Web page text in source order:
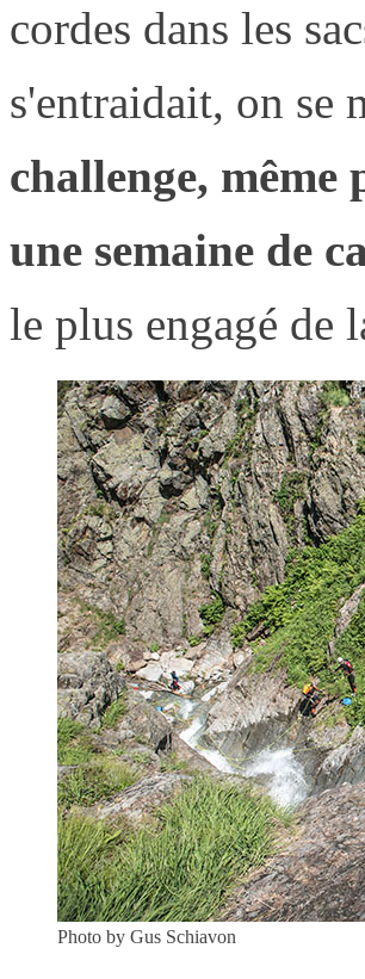
cordes dans les
s'entraidait, on se
challenge, même
une semaine de
le plus engagé de
Photo by Gus Schiavon